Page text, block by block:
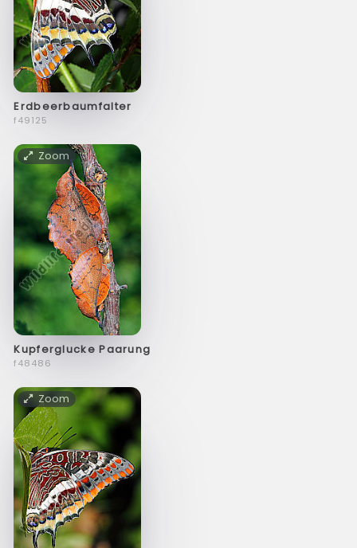
Erdbeerbaumfalter
f49125
Zoom
Kupferglucke Paarung
f48486
Zoom